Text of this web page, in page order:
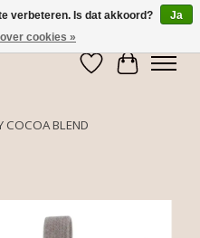
Verlanglijst
COCOA BLEND
verbeteren. Is dat akkoord?
Ja
cookies »